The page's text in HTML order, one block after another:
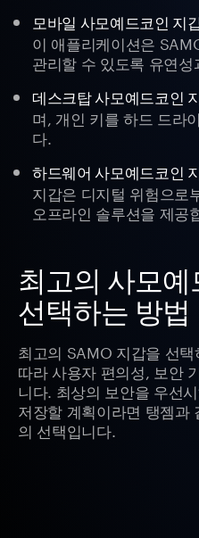
모바일 사모예드코인 지
이 애플리케이션은
관리할 수 있도록 유연
데스크탑 사모예드코인
며, 개인 키를 하드 드라
다.
하드웨어 사모예드코인
지갑은 디지털 위험으로
오프라인 솔루션을 제공
최고의 사모
선택하는 방법
최고의 SAMO 지갑을 선
따라 사용자 편의성, 보안
니다. 최상의 보안을 우선
저장할 계획이라면 탱젬과
의 선택입니다.